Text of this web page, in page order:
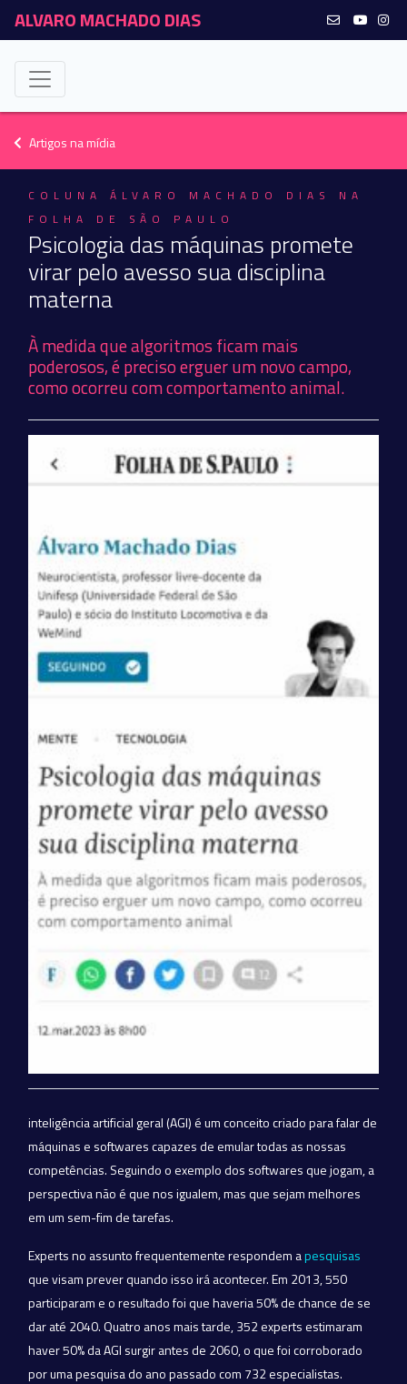
ALVARO MACHADO DIAS
Artigos na mídia
COLUNA ÁLVARO MACHADO DIAS NA
FOLHA DE SÃO PAULO
Psicologia das máquinas promete
virar pelo avesso sua disciplina
materna
À medida que algoritmos ficam mais
poderosos, é preciso erguer um novo campo,
como ocorreu com comportamento animal.
inteligência artificial geral (AGI) é um conceito criado para falar de
máquinas e softwares capazes de emular todas as nossas
competências. Seguindo o exemplo dos softwares que jogam, a
perspectiva não é que nos igualem, mas que sejam melhores
em um sem-fim de tarefas.
Experts no assunto frequentemente respondem apesquisas
que visam prever quando isso irá acontecer. Em 2013, 550
participaram e o resultado foi que haveria 50% de chance de se
dar até 2040. Quatro anos mais tarde, 352 experts estimaram
haver 50% da AGI surgir antes de 2060, o que foi corroborado
por uma pesquisa do ano passado com 732 especialistas.